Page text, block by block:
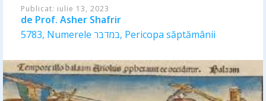
Publicat: iulie 13, 2023
de Prof. Asher Shafrir
5783, Numerele במדבר, Pericopa săptămânii